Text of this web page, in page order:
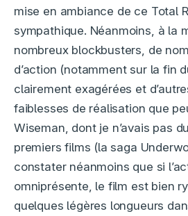
mise en ambiance de ce Total
sympathique. Néanmoins, à la
nombreux blockbusters, de
d’action (notamment sur la fin
clairement exagérées et
faiblesses de réalisation que
Wiseman, dont je n’avais pas
premiers films (la saga
constater néanmoins que si
omniprésente, le film est bien
quelques légères longueurs